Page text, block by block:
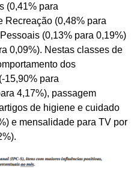
(0,41% para
Recreação (0,48% para
(0,13% para 0,19%)
0,09%). Nestas classes de
dos
15,90% para
4,17%), passagem
de higiene e cuidado
e mensalidade para TV por